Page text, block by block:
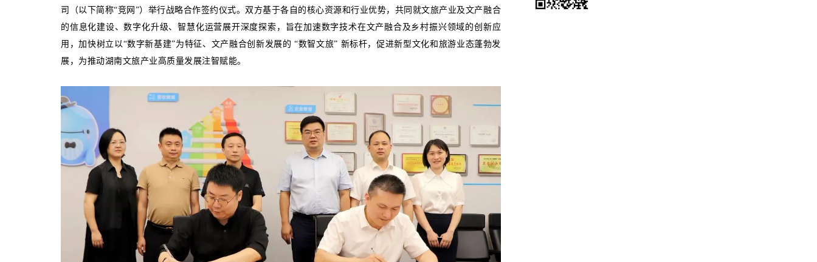
司（以下简称“竞网”）举行战略合作签约仪式。双方基于各自的核心资源和行业优势，共同就文旅产业及文产融合
的信息化建设、数字化升级、智慧化运营展开深度探索，旨在加速数字技术在文产融合及乡村振兴领域的创新应
用，加快树立以“数字新基建”为特征、文产融合创新发展的 “数智文旅” 新标杆，促进新型文化和旅游业态蓬勃发
展，为推动湖南文旅产业高质量发展注智赋能。